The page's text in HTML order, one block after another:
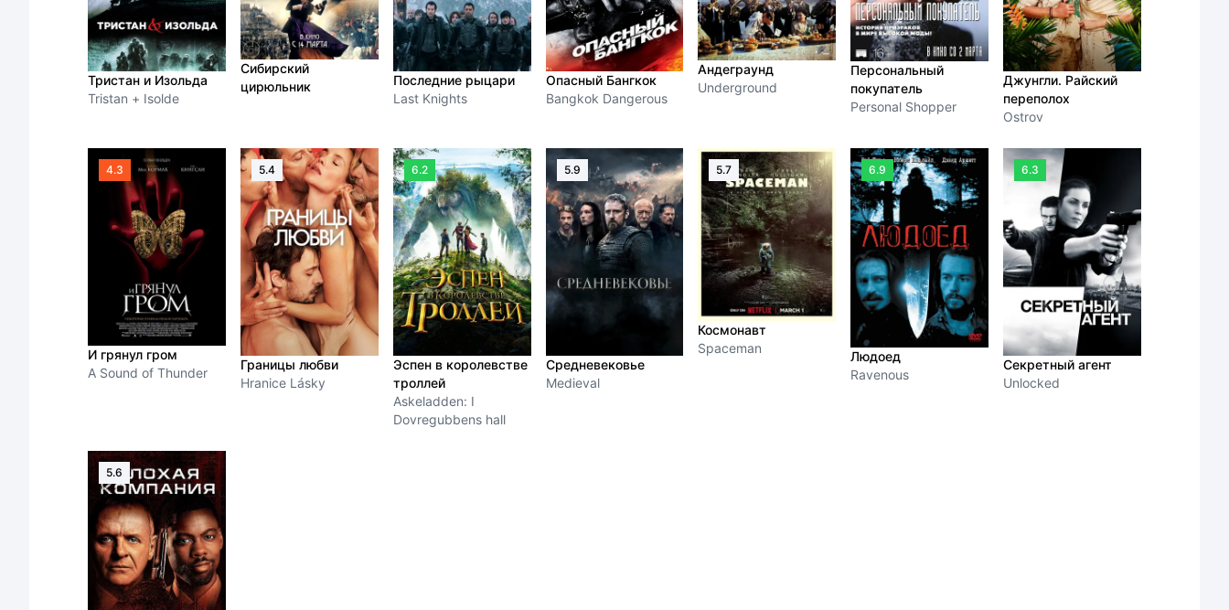
Тристан и Изольда
Tristan + Isolde
Сибирский
цирюльник
Последние рыцари
Last Knights
Опасный Бангкок
Bangkok Dangerous
Андеграунд
Underground
Персональный
покупатель
Personal Shopper
Джунгли. Райский
переполох
Ostrov
4.3
И грянул гром
A Sound of Thunder
5.4
Границы любви
Hranice Lásky
6.2
Эспен в королевстве
троллей
Askeladden: I
Dovregubbens hall
5.9
Средневековье
Medieval
5.7
Космонавт
Spaceman
6.9
Людоед
Ravenous
6.3
Секретный агент
Unlocked
5.6